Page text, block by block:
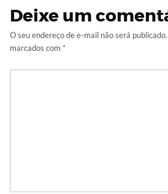
Deixe um
O seu endereço de e-mail não será publicado.
marcados com *